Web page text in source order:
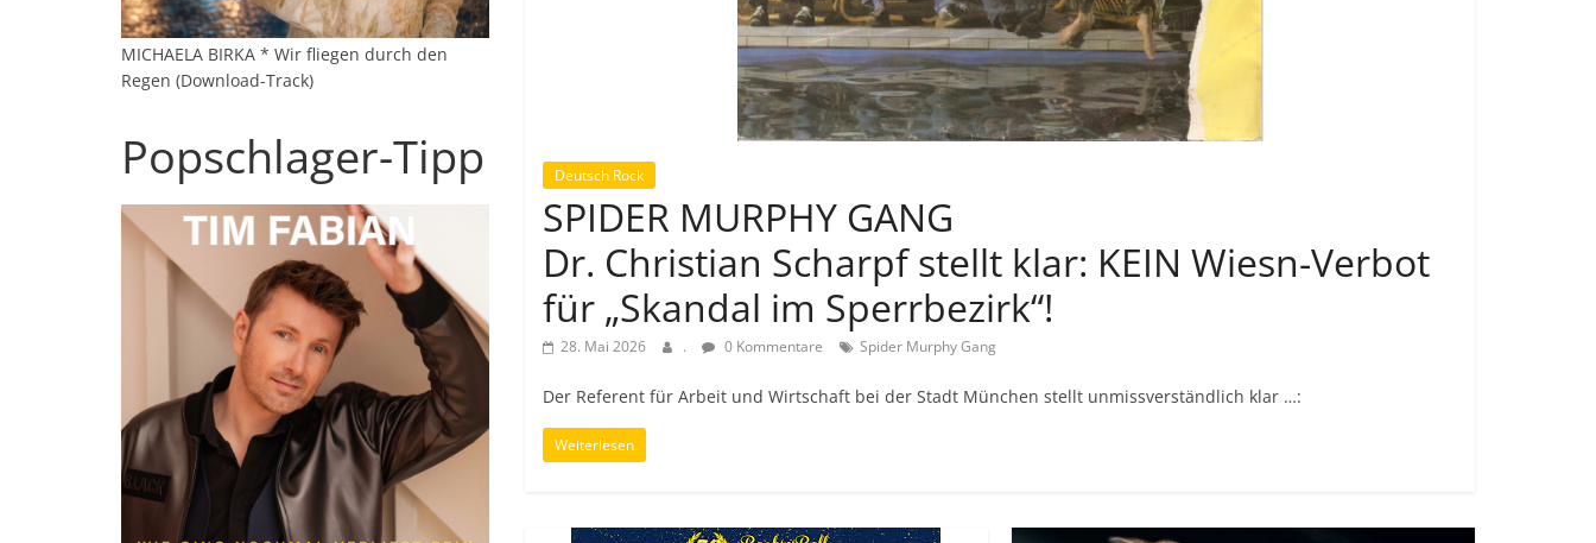
Deutsch Rock
SPIDER MURPHY GANG
Dr. Christian Scharpf stellt klar: KEIN Wiesn-Verbot
für „Skandal im Sperrbezirk“!
28. Mai 2026 . 0 Kommentare Spider Murphy Gang
Der Referent für Arbeit und Wirtschaft bei der Stadt München stellt unmissverständlich klar …:
Weiterlesen
MICHAELA BIRKA * Wir fliegen durch den
Regen (Download-Track)
Popschlager-Tipp